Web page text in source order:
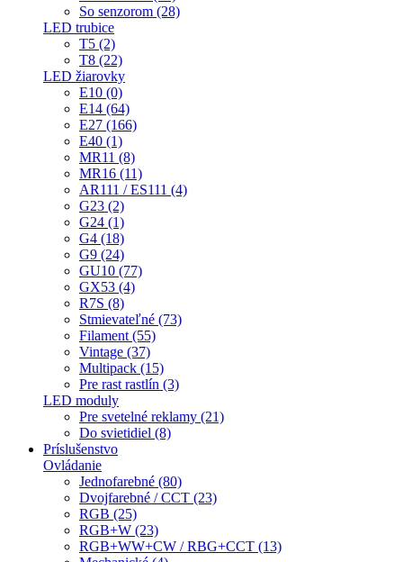
So senzorom (28)
LED trubice
T5 (2)
T8 (22)
LED žiarovky
E10 (0)
E14 (64)
E27 (166)
E40 (1)
MR11 (8)
MR16 (11)
AR111 / ES111 (4)
G23 (2)
G24 (1)
G4 (18)
G9 (24)
GU10 (77)
GX53 (4)
R7S (8)
Stmievateľné (73)
Filament (55)
Vintage (37)
Multipack (15)
Pre rast rastlín (3)
LED moduly
Pre svetelné reklamy (21)
Do svietidiel (8)
Príslušenstvo
Ovládanie
Jednofarebné (80)
Dvojfarebné / CCT (23)
RGB (25)
RGB+W (23)
RGB+WW+CW / RBG+CCT (13)